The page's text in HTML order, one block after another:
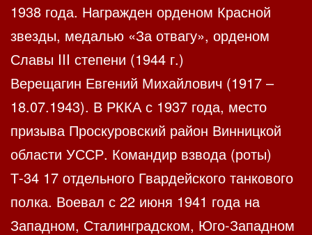
1938 года. Награжден орденом Красной
звезды, медалью «За отвагу», орденом
Славы III степени (1944 г.)
Верещагин Евгений Михайлович (1917 –
18.07.1943). В РККА с 1937 года, место
призыва Проскуровский район Винницкой
области УССР. Командир взвода (роты)
Т-34 17 отдельного Гвардейского танкового
полка. Воевал с 22 июня 1941 года на
Западном, Сталинградском, Юго-Западном